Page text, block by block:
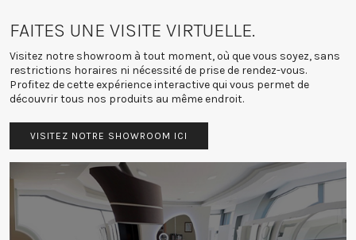
FAITES UNE VISITE VIRTUELLE.
Visitez notre showroom à tout moment, où que vous soyez, sans
restrictions horaires ni nécessité de prise de rendez-vous.
Profitez de cette expérience interactive qui vous permet de
découvrir tous nos produits au même endroit.
VISITEZ NOTRE SHOWROOM ICI